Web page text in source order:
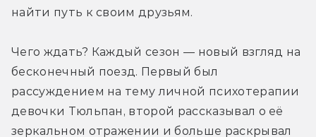
найти путь к своим друзьям.
Чего ждать? Каждый сезон — новый взгляд на
бесконечный поезд. Первый был
рассуждением на тему личной психотерапии
девочки Тюльпан, второй рассказывал о её
зеркальном отражении и больше раскрывал